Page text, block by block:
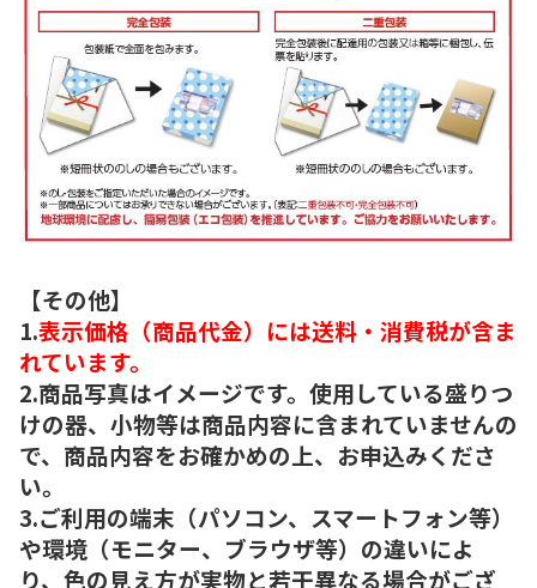
【その他】
1.表示価格（商品代金）には送料・消費税が含ま
れています。
2.商品写真はイメージです。使用している盛りつ
けの器、小物等は商品内容に含まれていませんの
で、商品内容をお確かめの上、お申込みくださ
い。
3.ご利用の端末（パソコン、スマートフォン等）
や環境（モニター、ブラウザ等）の違いによ
り、色の見え方が実物と若干異なる場合がござ